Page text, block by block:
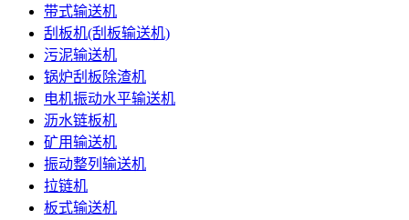
带式输送机
刮板机(刮板输送机)
污泥输送机
锅炉刮板除渣机
电机振动水平输送机
沥水链板机
矿用输送机
振动整列输送机
拉链机
板式输送机